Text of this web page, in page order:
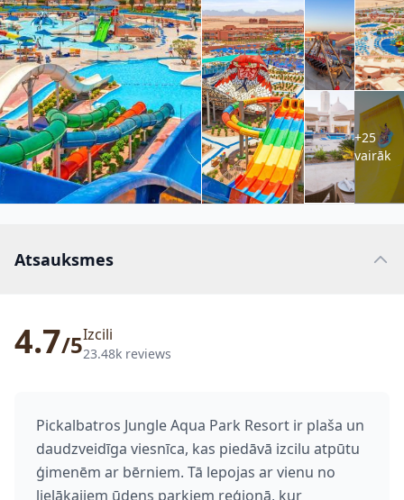
+25
vairāk
Atsauksmes
4.7/5Izcili
23.48k reviews
Pickalbatros Jungle Aqua Park Resort ir plaša un
daudzveidīga viesnīca, kas piedāvā izcilu atpūtu
ģimenēm ar bērniem. Tā lepojas ar vienu no
lielākajiem ūdens parkiem reģionā, kur